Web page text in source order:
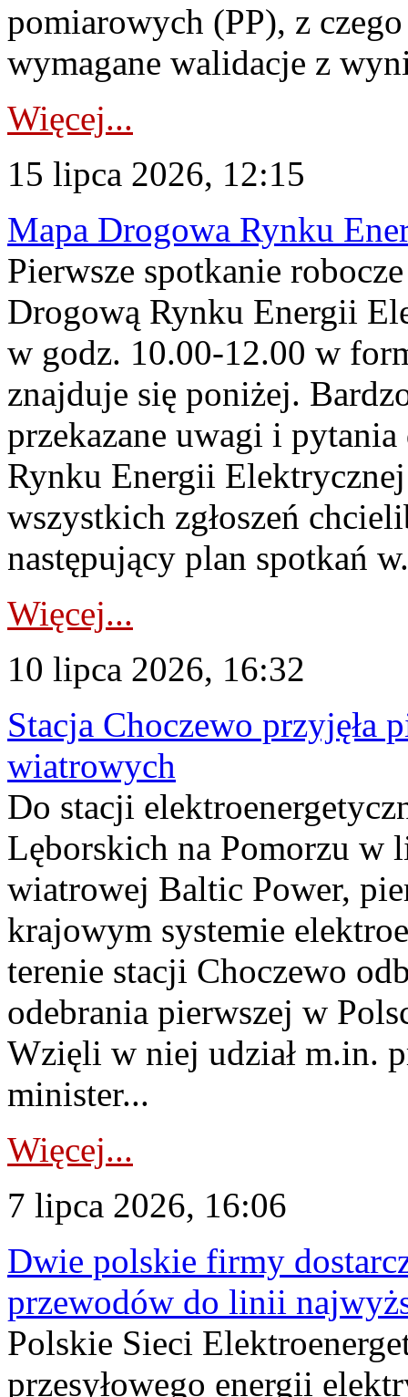
pomiarowych (PP), z
wymagane walidacje z
Więcej...
15 lipca 2026, 12:15
Mapa Drogowa Rynku
Pierwsze spotkanie
Drogową Rynku Energii
w godz. 10.00-12.00 w
znajduje się poniżej.
przekazane uwagi i
Rynku Energii
wszystkich zgłoszeń
następujący plan spotkań
Więcej...
10 lipca 2026, 16:32
Stacja Choczewo przyjęła
wiatrowych
Do stacji
Lęborskich na Pomorzu w
wiatrowej Baltic Power,
krajowym systemie
terenie stacji Choczewo
odebrania pierwszej w
Wzięli w niej udział m.in.
minister...
Więcej...
7 lipca 2026, 16:06
Dwie polskie firmy
przewodów do linii
Polskie Sieci
przesyłowego energii